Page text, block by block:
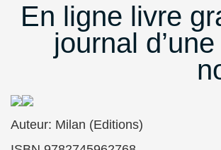
En ligne livre
journal
Auteur: Milan (Editions)